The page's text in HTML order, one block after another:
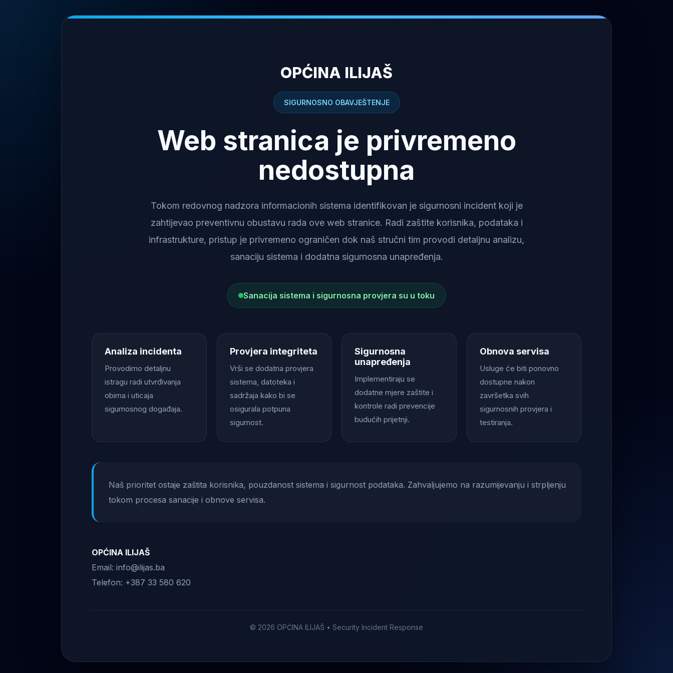
OPĆINA ILIJAŠ
SIGURNOSNO OBAVJEŠTENJE
Web stranica je privremeno
nedostupna
Tokom redovnog nadzora informacionih sistema identifikovan je sigurnosni incident koji je
zahtijevao preventivnu obustavu rada ove web stranice. Radi zaštite korisnika, podataka i
infrastrukture, pristup je privremeno ograničen dok naš stručni tim provodi detaljnu analizu,
sanaciju sistema i dodatna sigurnosna unapređenja.
Sanacija sistema i sigurnosna provjera su u toku
Analiza incidenta
Provodimo detaljnu
istragu radi utvrđivanja
obima i uticaja
sigurnosnog događaja.
Provjera integriteta
Vrši se dodatna provjera
sistema, datoteka i
sadržaja kako bi se
osigurala potpuna
sigurnost.
Sigurnosna
unapređenja
Implementiraju se
dodatne mjere zaštite i
kontrole radi prevencije
budućih prijetnji.
Obnova servisa
Usluge će biti ponovno
dostupne nakon
završetka svih
sigurnosnih provjera i
testiranja.
Naš prioritet ostaje zaštita korisnika, pouzdanost sistema i sigurnost podataka. Zahvaljujemo na razumijevanju i strpljenju
tokom procesa sanacije i obnove servisa.
OPĆINA ILIJAŠ
Email: info@ilijas.ba
Telefon: +387 33 580 620
© 2026 OPĆINA ILIJAŠ • Security Incident Response